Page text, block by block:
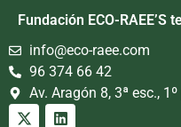
Fundación ECO-RAEE’S
info@eco-raee.com
96 374 66 42
Av. Aragón 8, 3ª esc.,